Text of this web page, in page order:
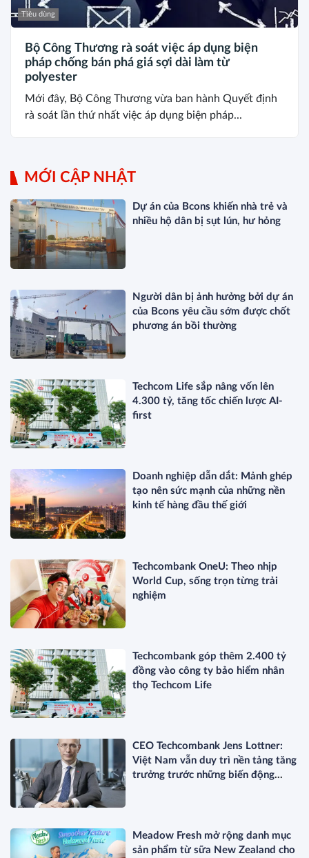
Tiêu dùng
Bộ Công Thương rà soát việc áp dụng biện
pháp chống bán phá giá sợi dài làm từ
polyester
Mới đây, Bộ Công Thương vừa ban hành Quyết định
rà soát lần thứ nhất việc áp dụng biện pháp...
MỚI CẬP NHẬT
Dự án của Bcons khiến nhà trẻ và
nhiều hộ dân bị sụt lún, hư hỏng
Người dân bị ảnh hưởng bởi dự án
của Bcons yêu cầu sớm được chốt
phương án bồi thường
Techcom Life sắp nâng vốn lên
4.300 tỷ, tăng tốc chiến lược AI-
first
Doanh nghiệp dẫn dắt: Mảnh ghép
tạo nên sức mạnh của những nền
kinh tế hàng đầu thế giới
Techcombank OneU: Theo nhịp
World Cup, sống trọn từng trải
nghiệm
Techcombank góp thêm 2.400 tỷ
đồng vào công ty bảo hiểm nhân
thọ Techcom Life
CEO Techcombank Jens Lottner:
Việt Nam vẫn duy trì nền tảng tăng
trưởng trước những biến động
Meadow Fresh mở rộng danh mục
sản phẩm từ sữa New Zealand cho